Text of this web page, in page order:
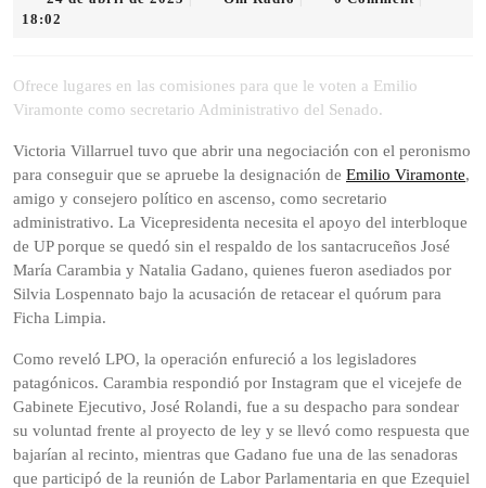
2025
18:02
Ofrece lugares en las comisiones para que le voten a Emilio
Viramonte como secretario Administrativo del Senado.
Victoria Villarruel tuvo que abrir una negociación con el peronismo
para conseguir que se apruebe la designación de Emilio Viramonte,
amigo y consejero político en ascenso, como secretario
administrativo. La Vicepresidenta necesita el apoyo del interbloque
de UP porque se quedó sin el respaldo de los santacruceños José
María Carambia y Natalia Gadano, quienes fueron asediados por
Silvia Lospennato bajo la acusación de retacear el quórum para
Ficha Limpia.
Como reveló LPO, la operación enfureció a los legisladores
patagónicos. Carambia respondió por Instagram que el vicejefe de
Gabinete Ejecutivo, José Rolandi, fue a su despacho para sondear
su voluntad frente al proyecto de ley y se llevó como respuesta que
bajarían al recinto, mientras que Gadano fue una de las senadoras
que participó de la reunión de Labor Parlamentaria en que Ezequiel